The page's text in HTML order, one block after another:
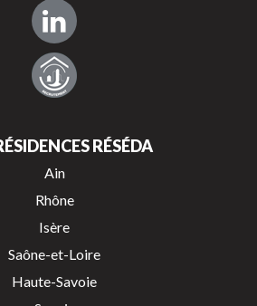
RÉSÉDA
Ain
Rhône
Isère
Saône-et-Loire
Haute-Savoie